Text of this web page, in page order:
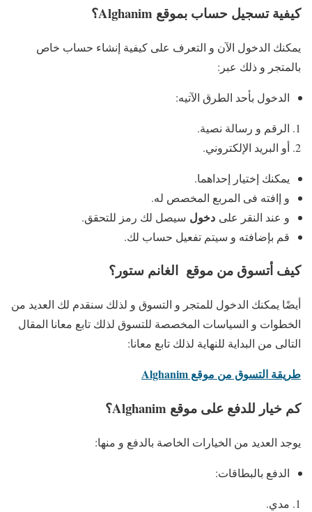
كيفية تسجيل حساب بموقع Alghanim؟
يمكنك الدخول الآن و التعرف على كيفية إنشاء حساب خاص
بالمتجر و ذلك عبر:
الدخول بأحد الطرق الآتيه:
الرقم و رسالة نصية.
أو البريد الإلكتروني.
يمكنك إختيار إحداهما.
و إافته فى المربع المخصص له.
و عند النقر على دخول سيصل لك رمز للتحقق.
قم بإضافته و سيتم تفعيل حساب لك.
كيف أتسوق من موقع الغانم ستور؟
أيضًا يمكنك الدخول للمتجر و التسوق و لذلك سنقدم لك العديد من
الخطوات و السياسات المخصصة للتسوق لذلك تابع معانا المقال
التالى من البداية للنهاية لذلك تابع معانا:
طريقة التسوق من موقع Alghanim
كم خيار للدفع على موقع Alghanim؟
يوجد العديد من الخيارات الخاصة بالدفع و منها:
الدفع بالبطاقات:
مدي.